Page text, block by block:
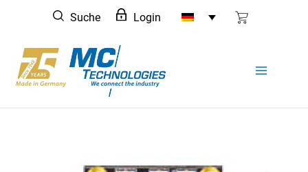
springen
Suche Login